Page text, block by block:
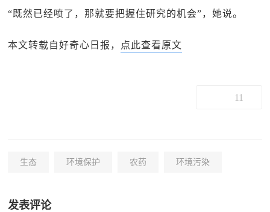
“既然已经喷了，那就要把握住研究的机会”，她说。
本文转载自好奇心日报， 点此查看原文
11
生态 环境保护 农药 环境污染
发表评论